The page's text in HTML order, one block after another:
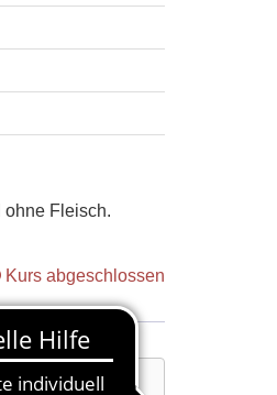
ohne Fleisch.
Kurs abgeschlossen